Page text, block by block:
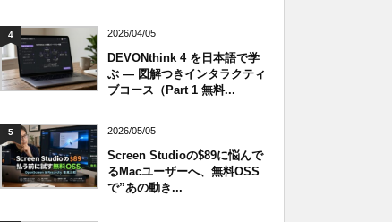
4 2026/04/05
DEVONthink 4 を日本語で学
ぶ — 図解つきインタラクティ
ブコース（Part 1 無料...
5 2026/05/05
Screen Studioの$89に悩んで
るMacユーザーへ、無料OSS
で”あの動き...